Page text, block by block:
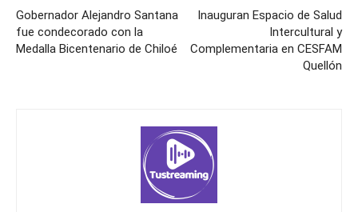
Gobernador Alejandro Santana
fue condecorado con la
Medalla Bicentenario de Chiloé
Inauguran Espacio de Salud
Intercultural y
Complementaria en CESFAM
Quellón